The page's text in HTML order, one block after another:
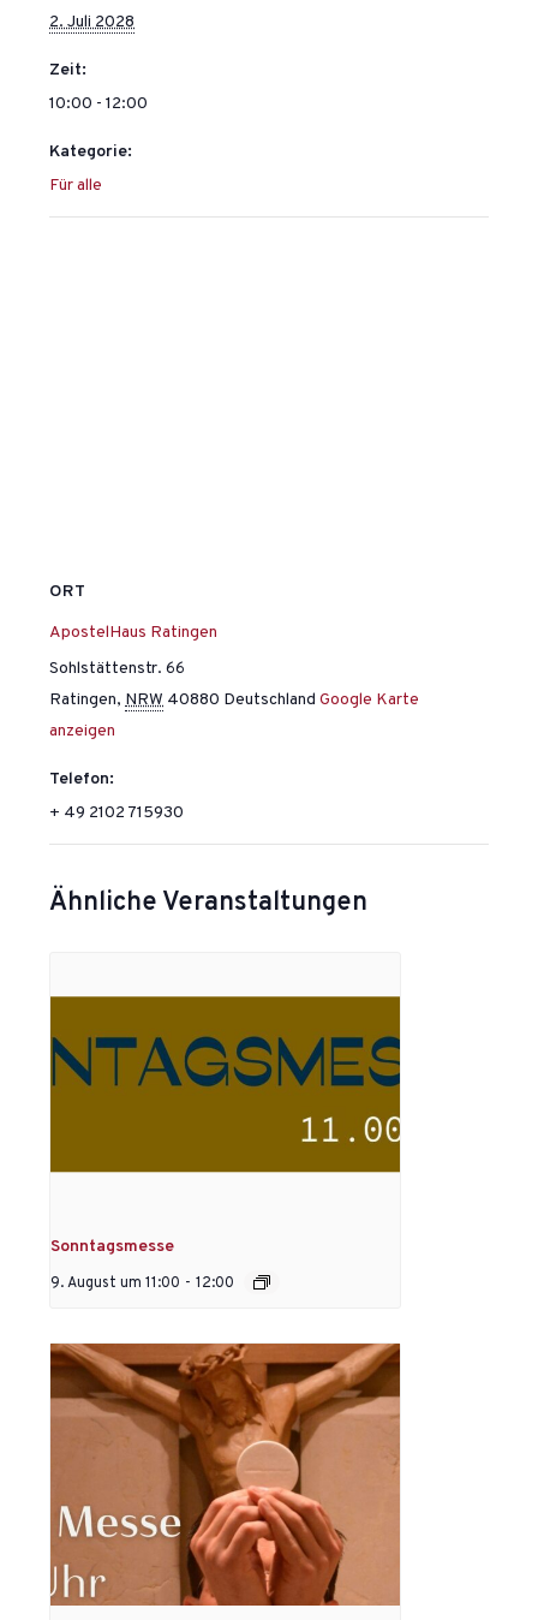
2. Juli 2028
Zeit:
10:00 - 12:00
Kategorie:
Für alle
ORT
ApostelHaus Ratingen
Sohlstättenstr. 66
Ratingen, NRW 40880 Deutschland Google Karte
anzeigen
Telefon:
+ 49 2102 715930
Ähnliche Veranstaltungen
Sonntagsmesse
9. August um 11:00 - 12:00